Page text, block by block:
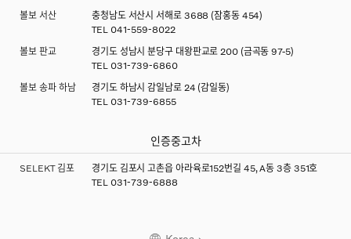
볼보 서산
충청남도 서산시 서해로 3688 (잠홍동 454)
TEL 041-559-8022
볼보 판교
경기도 성남시 분당구 대왕판교로 200 (금곡동 97-5)
TEL 031-739-6860
볼보 송파 하남
경기도 하남시 감일남로 24 (감일동)
TEL 031-739-6855
인증중고차
SELEKT 김포
경기도 김포시 고촌읍 아라육로152번길 45, A동 3층 351호
TEL 031-739-6888